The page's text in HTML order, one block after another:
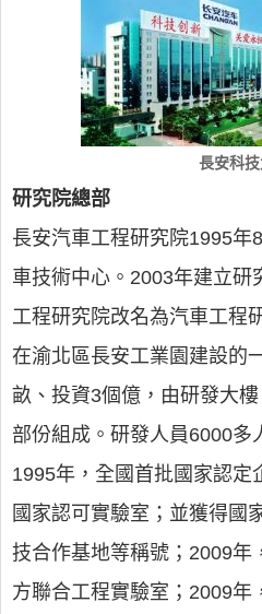
長安科
研究院總部
長安汽車工程研究院1995年
車技術中心。2003年建立研
工程研究院改名為汽車工程
在渝北區長安工業園建設的
畝、投資3個億，由研發大
部份組成。研發人員6000多
1995年，全國首批國家認定
國家認可實驗室；並獲得國
技合作基地等稱號；2009年
方聯合工程實驗室；2009年